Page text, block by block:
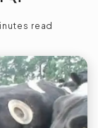
read